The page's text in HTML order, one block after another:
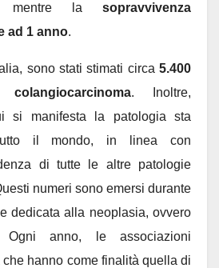
mentre la sopravvivenza
ad 1 anno.
sono stati stimati circa 5.400
. Inoltre,
si manifesta la patologia sta
il mondo, in linea con
di tutte le altre patologie
numeri sono emersi durante
dedicata alla neoplasia, ovvero
anno, le associazioni
hanno come finalità quella di